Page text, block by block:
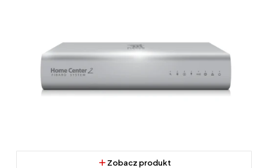
Zobacz produkt